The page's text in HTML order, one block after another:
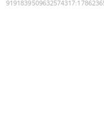
9191839509632574317: